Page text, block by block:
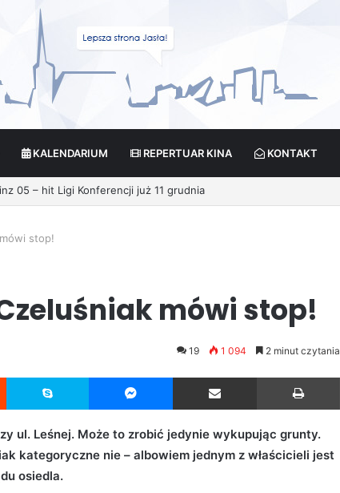
KALENDARIUM REPERTUAR KINA KONTAKT
stop!
mówi stop!
19 1 094 2 minut czytania
Reddit Skype Messenger Udostępnij przez Email
ul. Leśnej. Może to zrobić jedynie wykupując grunty.
kategoryczne nie – albowiem jednym z właścicieli jest
osiedla.